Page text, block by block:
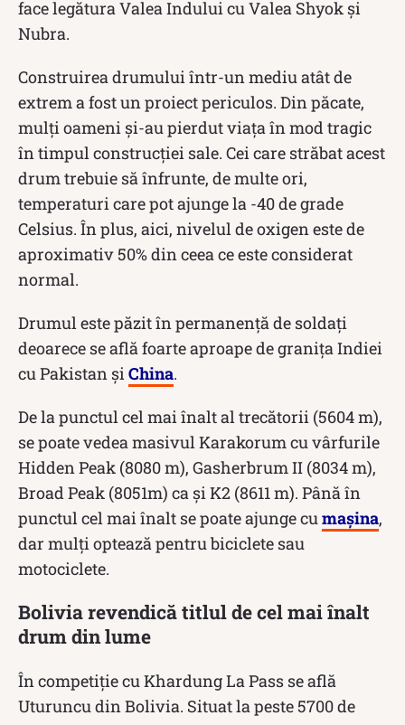
face legătura Valea Indului cu Valea Shyok și
Nubra.
Construirea drumului într-un mediu atât de
extrem a fost un proiect periculos. Din păcate,
mulți oameni și-au pierdut viața în mod tragic
în timpul construcției sale. Cei care străbat acest
drum trebuie să înfrunte, de multe ori,
temperaturi care pot ajunge la -40 de grade
Celsius. În plus, aici, nivelul de oxigen este de
aproximativ 50% din ceea ce este considerat
normal.
Drumul este păzit în permanență de soldați
deoarece se află foarte aproape de granița Indiei
cu Pakistan și China.
De la punctul cel mai înalt al trecătorii (5604 m),
se poate vedea masivul Karakorum cu vârfurile
Hidden Peak (8080 m), Gasherbrum II (8034 m),
Broad Peak (8051m) ca și K2 (8611 m). Până în
punctul cel mai înalt se poate ajunge cu mașina,
dar mulți optează pentru biciclete sau
motociclete.
Bolivia revendică titlul de cel mai înalt
drum din lume
În competiție cu Khardung La Pass se află
Uturuncu din Bolivia. Situat la peste 5700 de